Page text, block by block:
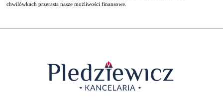
chwilówkach przerasta nasze możliwości finansowe.